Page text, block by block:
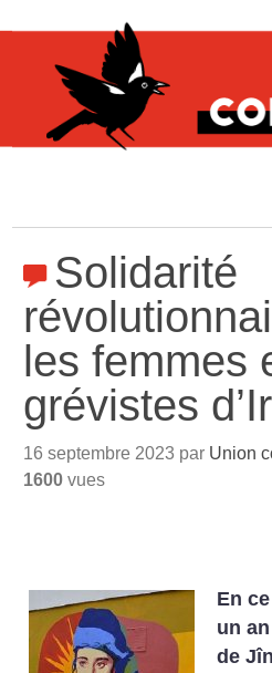
Solidarité
les femmes
grévistes
16 septembre 2023 par Union
1600 vues
En
un
de